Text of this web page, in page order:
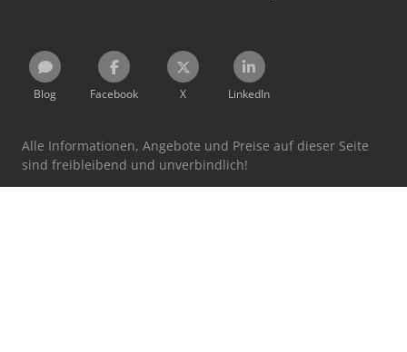
Blog Facebook X LinkedIn
Alle Informationen, Angebote und Preise auf dieser Seite
sind freibleibend und unverbindlich!